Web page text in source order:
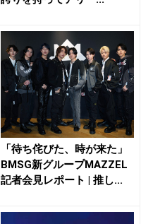
「待ち侘びた、時が来た」
BMSG新グループMAZZEL
記者会見レポート | 推し...